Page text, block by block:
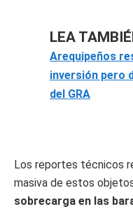
LEA
Arequipeños
inversión pero
del GRA
Los reportes técnicos
masiva de estos
sobrecarga en las